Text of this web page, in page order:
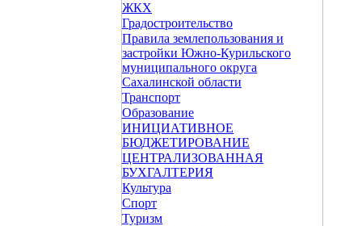
ЖКХ
Градостроительство
Правила землепользования и
застройки Южно-Курильского
муниципального округа
Сахалинской области
Транспорт
Образование
ИНИЦИАТИВНОЕ
БЮДЖЕТИРОВАНИЕ
ЦЕНТРАЛИЗОВАННАЯ
БУХГАЛТЕРИЯ
Культура
Спорт
Туризм